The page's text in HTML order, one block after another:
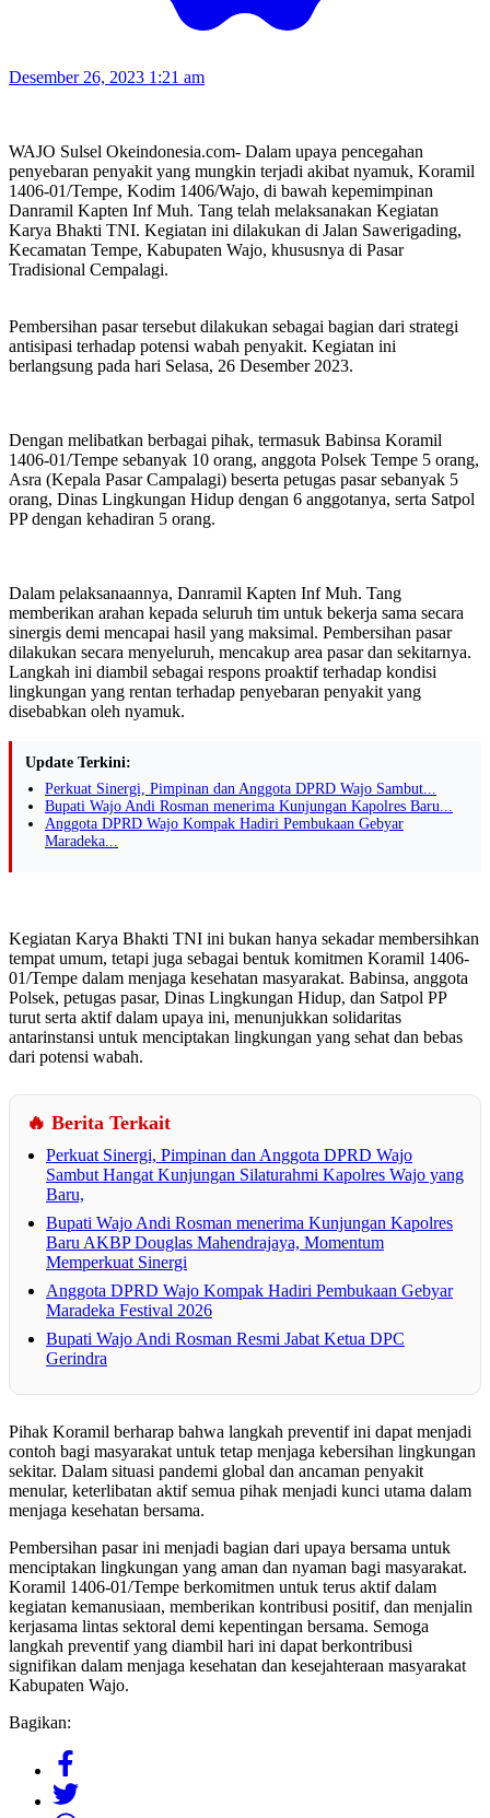
Desember 26, 2023 1:21 am
WAJO Sulsel Okeindonesia.com- Dalam upaya pencegahan
penyebaran penyakit yang mungkin terjadi akibat nyamuk, Koramil
1406-01/Tempe, Kodim 1406/Wajo, di bawah kepemimpinan
Danramil Kapten Inf Muh. Tang telah melaksanakan Kegiatan
Karya Bhakti TNI. Kegiatan ini dilakukan di Jalan Sawerigading,
Kecamatan Tempe, Kabupaten Wajo, khususnya di Pasar
Tradisional Cempalagi.
Pembersihan pasar tersebut dilakukan sebagai bagian dari strategi
antisipasi terhadap potensi wabah penyakit. Kegiatan ini
berlangsung pada hari Selasa, 26 Desember 2023.
Dengan melibatkan berbagai pihak, termasuk Babinsa Koramil
1406-01/Tempe sebanyak 10 orang, anggota Polsek Tempe 5 orang,
Asra (Kepala Pasar Campalagi) beserta petugas pasar sebanyak 5
orang, Dinas Lingkungan Hidup dengan 6 anggotanya, serta Satpol
PP dengan kehadiran 5 orang.
Dalam pelaksanaannya, Danramil Kapten Inf Muh. Tang
memberikan arahan kepada seluruh tim untuk bekerja sama secara
sinergis demi mencapai hasil yang maksimal. Pembersihan pasar
dilakukan secara menyeluruh, mencakup area pasar dan sekitarnya.
Langkah ini diambil sebagai respons proaktif terhadap kondisi
lingkungan yang rentan terhadap penyebaran penyakit yang
disebabkan oleh nyamuk.
Update Terkini:
Perkuat Sinergi, Pimpinan dan Anggota DPRD Wajo Sambut...
Bupati Wajo Andi Rosman menerima Kunjungan Kapolres Baru...
Anggota DPRD Wajo Kompak Hadiri Pembukaan Gebyar
Maradeka...
Kegiatan Karya Bhakti TNI ini bukan hanya sekadar membersihkan
tempat umum, tetapi juga sebagai bentuk komitmen Koramil 1406-
01/Tempe dalam menjaga kesehatan masyarakat. Babinsa, anggota
Polsek, petugas pasar, Dinas Lingkungan Hidup, dan Satpol PP
turut serta aktif dalam upaya ini, menunjukkan solidaritas
antarinstansi untuk menciptakan lingkungan yang sehat dan bebas
dari potensi wabah.
🔥 Berita Terkait
Perkuat Sinergi, Pimpinan dan Anggota DPRD Wajo
Sambut Hangat Kunjungan Silaturahmi Kapolres Wajo yang
Baru,
Bupati Wajo Andi Rosman menerima Kunjungan Kapolres
Baru AKBP Douglas Mahendrajaya, Momentum
Memperkuat Sinergi
Anggota DPRD Wajo Kompak Hadiri Pembukaan Gebyar
Maradeka Festival 2026
Bupati Wajo Andi Rosman Resmi Jabat Ketua DPC
Gerindra
Pihak Koramil berharap bahwa langkah preventif ini dapat menjadi
contoh bagi masyarakat untuk tetap menjaga kebersihan lingkungan
sekitar. Dalam situasi pandemi global dan ancaman penyakit
menular, keterlibatan aktif semua pihak menjadi kunci utama dalam
menjaga kesehatan bersama.
Pembersihan pasar ini menjadi bagian dari upaya bersama untuk
menciptakan lingkungan yang aman dan nyaman bagi masyarakat.
Koramil 1406-01/Tempe berkomitmen untuk terus aktif dalam
kegiatan kemanusiaan, memberikan kontribusi positif, dan menjalin
kerjasama lintas sektoral demi kepentingan bersama. Semoga
langkah preventif yang diambil hari ini dapat berkontribusi
signifikan dalam menjaga kesehatan dan kesejahteraan masyarakat
Kabupaten Wajo.
Bagikan: